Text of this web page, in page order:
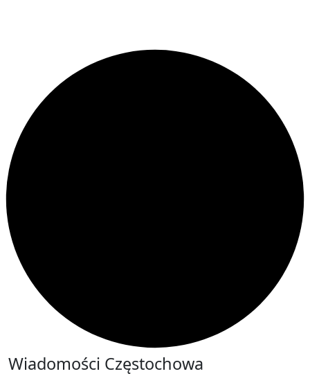
Wiadomości Częstochowa